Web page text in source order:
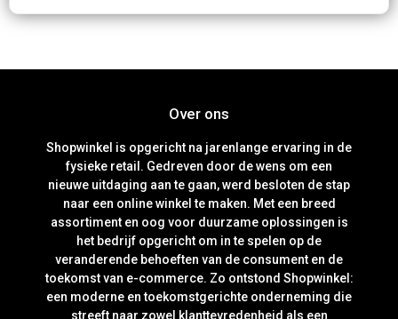
Over ons
Shopwinkel is opgericht na jarenlange ervaring in de
fysieke retail. Gedreven door de wens om een
nieuwe uitdaging aan te gaan, werd besloten de stap
naar een online winkel te maken. Met een breed
assortiment en oog voor duurzame oplossingen is
het bedrijf opgericht om in te spelen op de
veranderende behoeften van de consument en de
toekomst van e-commerce. Zo ontstond Shopwinkel:
een moderne en toekomstgerichte onderneming die
streeft naar zowel klanttevredenheid als een